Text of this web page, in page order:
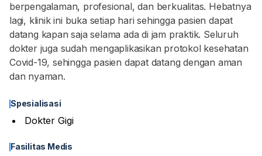
berpengalaman, profesional, dan berkualitas. Hebatnya
lagi, klinik ini buka setiap hari sehingga pasien dapat
datang kapan saja selama ada di jam praktik. Seluruh
dokter juga sudah mengaplikasikan protokol kesehatan
Covid-19, sehingga pasien dapat datang dengan aman
dan nyaman.
Spesialisasi
Dokter Gigi
Fasilitas Medis